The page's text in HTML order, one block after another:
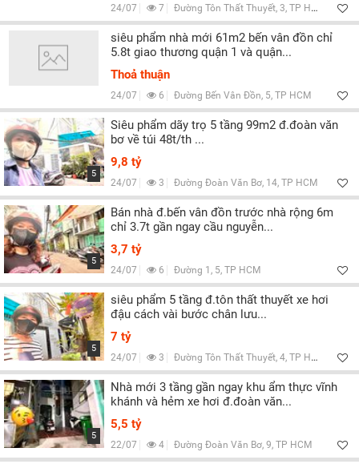
24/07 7 Đường Tôn Thất Thuyết, 3, TP HCM
siêu phẩm nhà mới 61m2 bến vân đồn chỉ
5.8t giao thương quận 1 và quận...
Thoả thuận
24/07 6 Đường Bến Vân Đồn, 5, TP HCM
5
Siêu phẩm dãy trọ 5 tầng 99m2 đ.đoàn văn
bơ về túi 48t/th ...
9,8 tỷ
24/07 3 Đường Đoàn Văn Bơ, 14, TP HCM
5
Bán nhà đ.bến vân đồn trước nhà rộng 6m
chỉ 3.7t gần ngay cầu nguyễn...
3,7 tỷ
24/07 6 Đường 1, 5, TP HCM
5
siêu phẩm 5 tầng đ.tôn thất thuyết xe hơi
đậu cách vài bước chân lưu...
7 tỷ
24/07 3 Đường Tôn Thất Thuyết, 4, TP HCM
5
Nhà mới 3 tầng gần ngay khu ẩm thực vĩnh
khánh và hẻm xe hơi đ.đoàn văn...
5,5 tỷ
22/07 4 Đường Đoàn Văn Bơ, 9, TP HCM